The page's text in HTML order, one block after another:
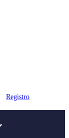
Registro